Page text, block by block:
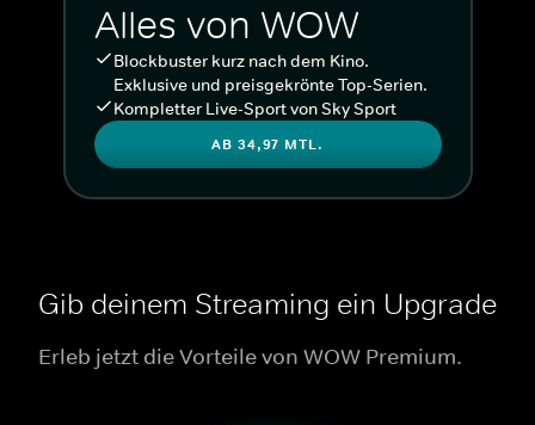
Alles von WOW
Blockbuster kurz nach dem Kino.
Exklusive und preisgekrönte Top-Serien.
Kompletter Live-Sport von Sky Sport
AB 34,97 MTL.
Gib deinem Streaming ein Upgrade
Erleb jetzt die Vorteile von WOW Premium.